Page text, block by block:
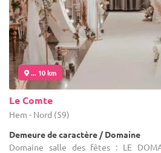
... 10 km
Le Comte
Hem - Nord (59)
Demeure de caractère / Domaine
Domaine salle des fêtes : LE